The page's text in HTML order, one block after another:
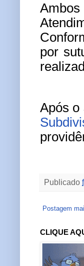
por
Após o
Publicado
Postagem
CLIQUE